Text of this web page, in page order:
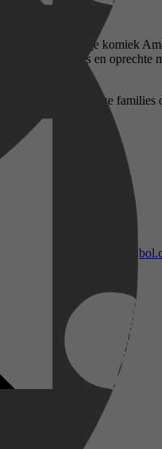
volgt de jonge komiek
situaties en
en bemoeizuchtige families